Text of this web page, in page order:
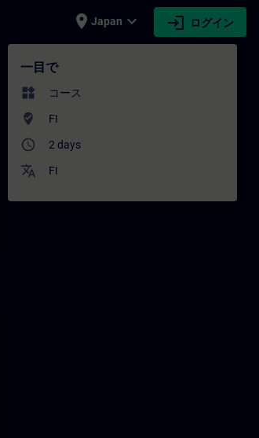
place Japan expand_more login ログイン
家開発 | SITRAIN
一目で
widgets コース
where_to_vote FI
access_time 2 days
translate FI